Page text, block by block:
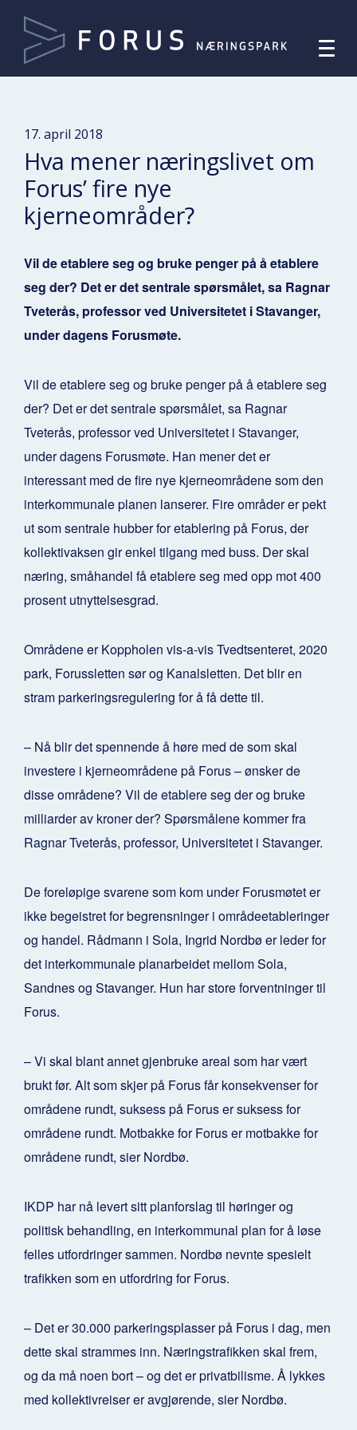
17. april 2018
Hva mener næringslivet om
Forus’ fire nye
kjerneområder?
Vil de etablere seg og bruke penger på å etablere
seg der? Det er det sentrale spørsmålet, sa Ragnar
Tveterås, professor ved Universitetet i Stavanger,
under dagens Forusmøte.
Vil de etablere seg og bruke penger på å etablere seg
der? Det er det sentrale spørsmålet, sa Ragnar
Tveterås, professor ved Universitetet i Stavanger,
under dagens Forusmøte. Han mener det er
interessant med de fire nye kjerneområdene som den
interkommunale planen lanserer. Fire områder er pekt
ut som sentrale hubber for etablering på Forus, der
kollektivaksen gir enkel tilgang med buss. Der skal
næring, småhandel få etablere seg med opp mot 400
prosent utnyttelsesgrad.
Områdene er Koppholen vis-a-vis Tvedtsenteret, 2020
park, Forussletten sør og Kanalsletten. Det blir en
stram parkeringsregulering for å få dette til.
– Nå blir det spennende å høre med de som skal
investere i kjerneområdene på Forus – ønsker de
disse områdene? Vil de etablere seg der og bruke
milliarder av kroner der? Spørsmålene kommer fra
Ragnar Tveterås, professor, Universitetet i Stavanger.
De foreløpige svarene som kom under Forusmøtet er
ikke begeistret for begrensninger i områdeetableringer
og handel. Rådmann i Sola, Ingrid Nordbø er leder for
det interkommunale planarbeidet mellom Sola,
Sandnes og Stavanger. Hun har store forventninger til
Forus.
– Vi skal blant annet gjenbruke areal som har vært
brukt før. Alt som skjer på Forus får konsekvenser for
områdene rundt, suksess på Forus er suksess for
områdene rundt. Motbakke for Forus er motbakke for
områdene rundt, sier Nordbø.
IKDP har nå levert sitt planforslag til høringer og
politisk behandling, en interkommunal plan for å løse
felles utfordringer sammen. Nordbø nevnte spesielt
trafikken som en utfordring for Forus.
– Det er 30.000 parkeringsplasser på Forus i dag, men
dette skal strammes inn. Næringstrafikken skal frem,
og da må noen bort – og det er privatbilisme. Å lykkes
med kollektivreiser er avgjørende, sier Nordbø.